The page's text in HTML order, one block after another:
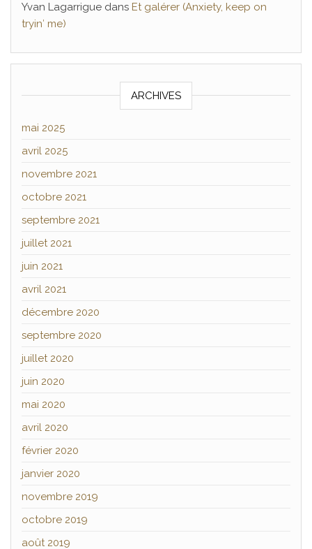
Yvan Lagarrigue dans Et galérer (Anxiety, keep on
tryin′ me)
ARCHIVES
mai 2025
avril 2025
novembre 2021
octobre 2021
septembre 2021
juillet 2021
juin 2021
avril 2021
décembre 2020
septembre 2020
juillet 2020
juin 2020
mai 2020
avril 2020
février 2020
janvier 2020
novembre 2019
octobre 2019
août 2019